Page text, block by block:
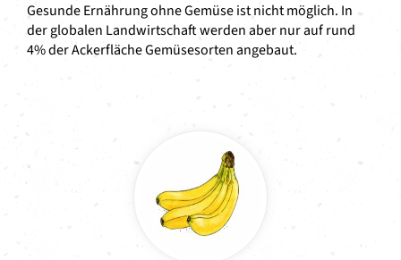
Gesunde Ernährung ohne Gemüse ist nicht möglich. In
der globalen Landwirtschaft werden aber nur auf rund
4% der Ackerfläche Gemüsesorten angebaut.